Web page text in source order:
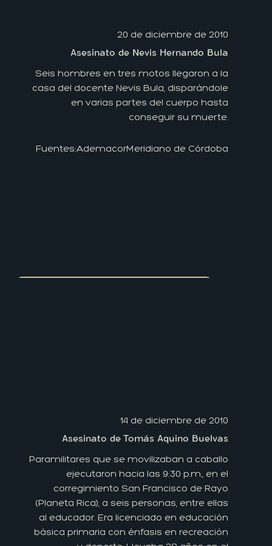
20 de diciembre de 2010
Asesinato de Nevis Hernando Bula
Seis hombres en tres motos llegaron a la
casa del docente Nevis Bula, disparándole
en varias partes del cuerpo hasta
conseguir su muerte.
Fuentes:AdemacorMeridiano de Córdoba
14 de diciembre de 2010
Asesinato de Tomás Aquino Buelvas
Paramilitares que se movilizaban a caballo
ejecutaron hacia las 9:30 p.m., en el
corregimiento San Francisco de Rayo
(Planeta Rica), a seis personas, entre ellas
al educador. Era licenciado en educación
básica primaria con énfasis en recreación